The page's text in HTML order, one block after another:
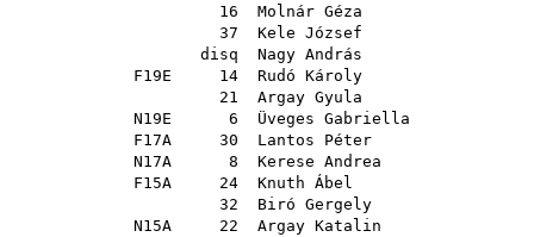
16
Molnár Géza
37
Kele József
disq
Nagy András
F19E 14
Rudó Károly
21
Argay Gyula
N19E 6
Üveges Gabriella
F17A 30
Lantos Péter
N17A 8
Kerese Andrea
F15A 24
Knuth Ábel
32
Biró Gergely
N15A 22
Argay Katalin